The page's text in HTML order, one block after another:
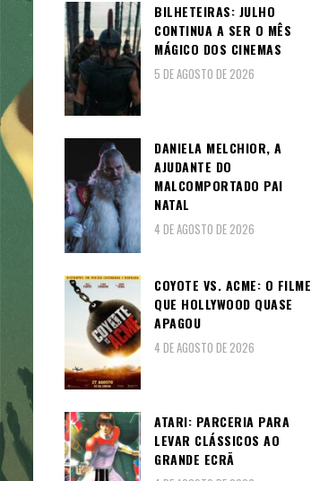
BILHETEIRAS: JULHO
CONTINUA A SER O MÊS
MÁGICO DOS CINEMAS
5 DE AGOSTO DE 2026
DANIELA MELCHIOR, A
AJUDANTE DO
MALCOMPORTADO PAI
NATAL
4 DE AGOSTO DE 2026
COYOTE VS. ACME: O FILME
QUE HOLLYWOOD QUASE
APAGOU
4 DE AGOSTO DE 2026
ATARI: PARCERIA PARA
LEVAR CLÁSSICOS AO
GRANDE ECRÃ